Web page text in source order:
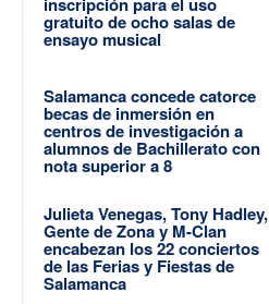
inscripción para el uso
gratuito de ocho salas de
ensayo musical
Salamanca concede catorce
becas de inmersión en
centros de investigación a
alumnos de Bachillerato con
nota superior a 8
Julieta Venegas, Tony Hadley,
Gente de Zona y M-Clan
encabezan los 22 conciertos
de las Ferias y Fiestas de
Salamanca